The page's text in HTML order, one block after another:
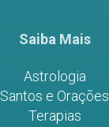
Saiba Mais
Astrologia
Santos e Orações
Terapias